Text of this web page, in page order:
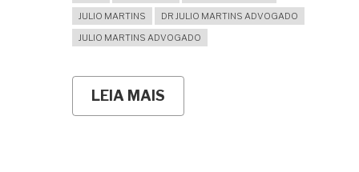
JULIO MARTINS
DR JULIO MARTINS ADVOGADO
JULIO MARTINS ADVOGADO
LEIA MAIS
PARENTES